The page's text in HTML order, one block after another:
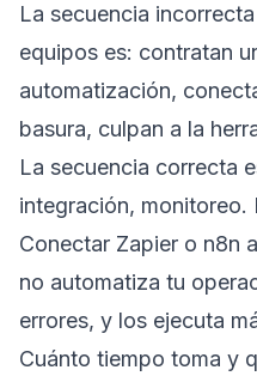
La secuencia
equipos es: contratan
automatización,
basura, culpan a la
La secuencia correcta
integración, monitoreo.
Conectar Zapier o n8n
no automatiza tu
errores, y los ejecuta
Cuánto tiempo toma y